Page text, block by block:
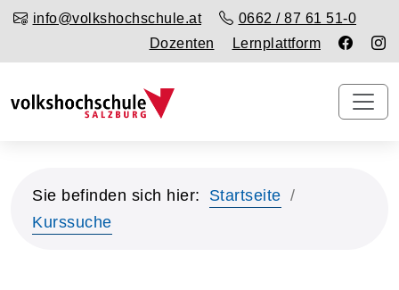
info@volkshochschule.at
0662 / 87 61 51-0
Dozenten
Lernplattform
Sie befinden sich hier:
Startseite
Kurssuche